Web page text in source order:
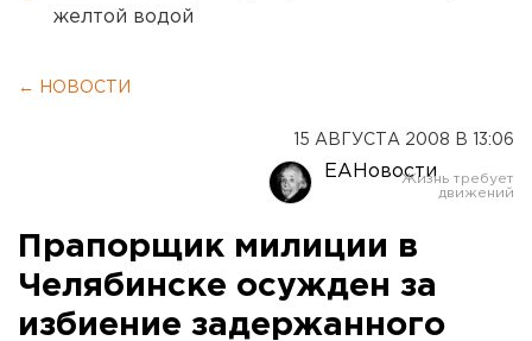
желтой водой
← НОВОСТИ
15 АВГУСТА 2008 В 13:06
ЕАНовости
Прапорщик милиции в
Челябинске осужден за
избиение задержанного